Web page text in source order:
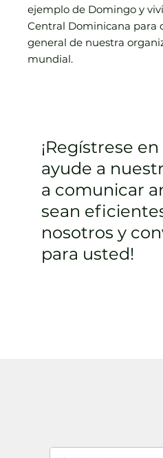
ejemplo de Domingo y
Central Dominicana para
general de nuestra
mundial.
¡Regístrese
ayude a
a comunicar
sean
nosotros y
para usted!